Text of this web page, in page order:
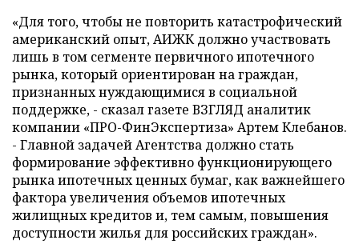
«Для того, чтобы не повторить катастрофический
американский опыт, АИЖК должно участвовать
лишь в том сегменте первичного ипотечного
рынка, который ориентирован на граждан,
признанных нуждающимися в социальной
поддержке, - сказал газете ВЗГЛЯД аналитик
компании «ПРО-ФинЭкспертиза» Артем Клебанов.
- Главной задачей Агентства должно стать
формирование эффективно функционирующего
рынка ипотечных ценных бумаг, как важнейшего
фактора увеличения объемов ипотечных
жилищных кредитов и, тем самым, повышения
доступности жилья для российских граждан».